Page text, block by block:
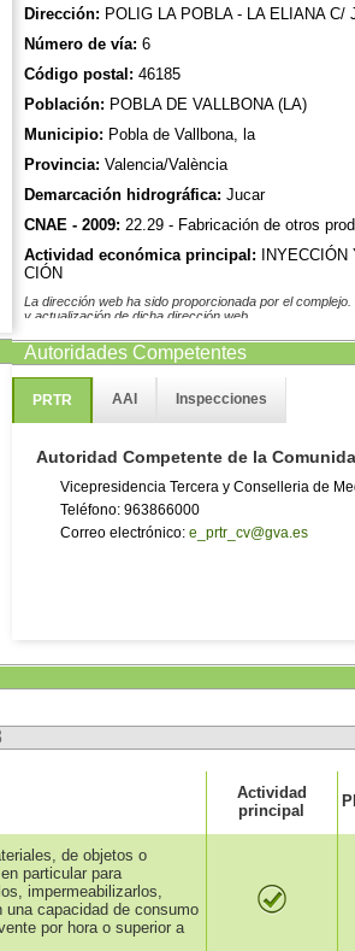
Dirección: POLIG LA POBLA - LA ELIANA C/
Número de vía: 6
Código postal: 46185
Población: POBLA DE VALLBONA (LA)
Municipio: Pobla de Vallbona, la
Provincia: Valencia/València
Demarcación hidrográfica: Jucar
CNAE - 2009: 22.29 - Fabricación de otros
Actividad económica principal:
CIÓN
La dirección web ha sido proporcionada por el
y actualización de dicha dirección web.
Autoridades Competentes
PRTR AAI Inspecciones
Autoridad Competente de la
Vicepresidencia Tercera y Conselleria de
Teléfono: 963866000
Correo electrónico: e_prtr_cv@gva.es
Actividad
principal
de objetos o
particular para
impermeabilizarlos,
capacidad de consumo
por hora o superior a